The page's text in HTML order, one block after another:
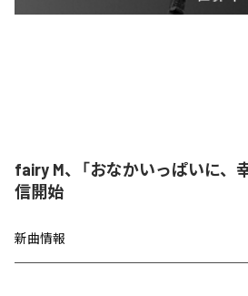
fairy M、「おなかいっぱいに、
信開始
新曲情報